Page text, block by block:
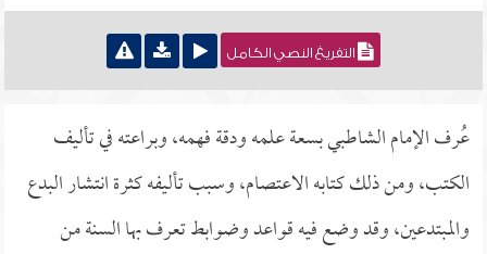
التفريغ النصي الكامل
عُرف الإمام الشاطبي بسعة علمه ودقة فهمه، وبراعته في تأليف
الكتب، ومن ذلك كتابه الاعتصام، وسبب تأليفه كثرة انتشار البدع
والمبتدعين، وقد وضع فيه قواعد وضوابط تعرف بها السنة من